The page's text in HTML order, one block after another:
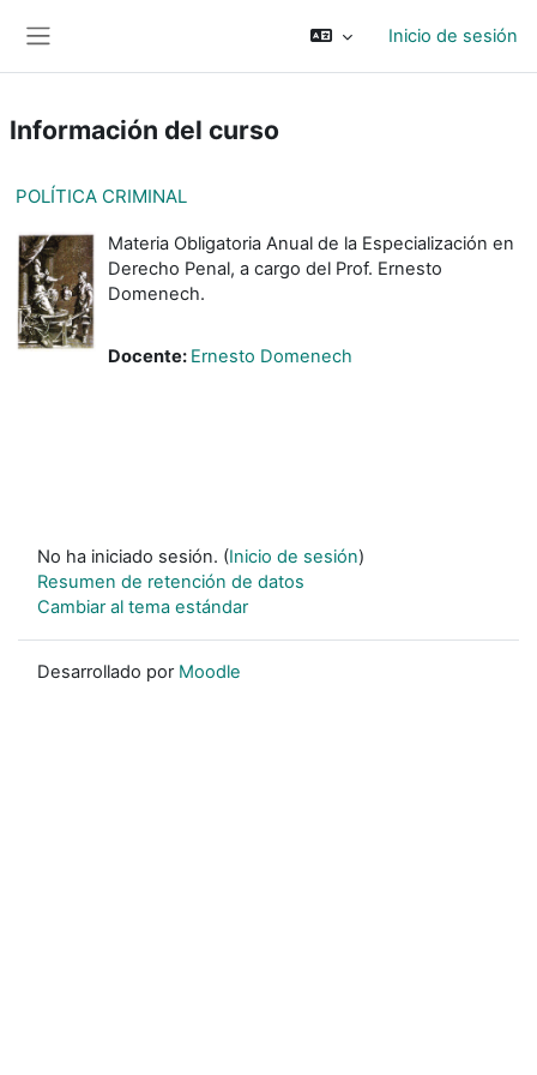
Inicio de sesión
Información del curso
POLÍTICA CRIMINAL
Materia Obligatoria Anual de la Especialización en
Derecho Penal, a cargo del Prof. Ernesto
Domenech.
Docente: Ernesto Domenech
No ha iniciado sesión. (Inicio de sesión)
Resumen de retención de datos
Cambiar al tema estándar
Desarrollado por Moodle